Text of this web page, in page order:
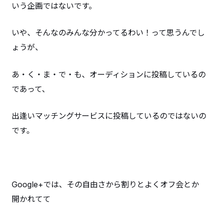
いう企画ではないです。
いや、そんなのみんな分かってるわい！って思うんでし
ょうが、
あ・く・ま・で・も、オーディションに投稿しているの
であって、
出逢いマッチングサービスに投稿しているのではないの
です。
Google+では、その自由さから割りとよくオフ会とか
開かれてて